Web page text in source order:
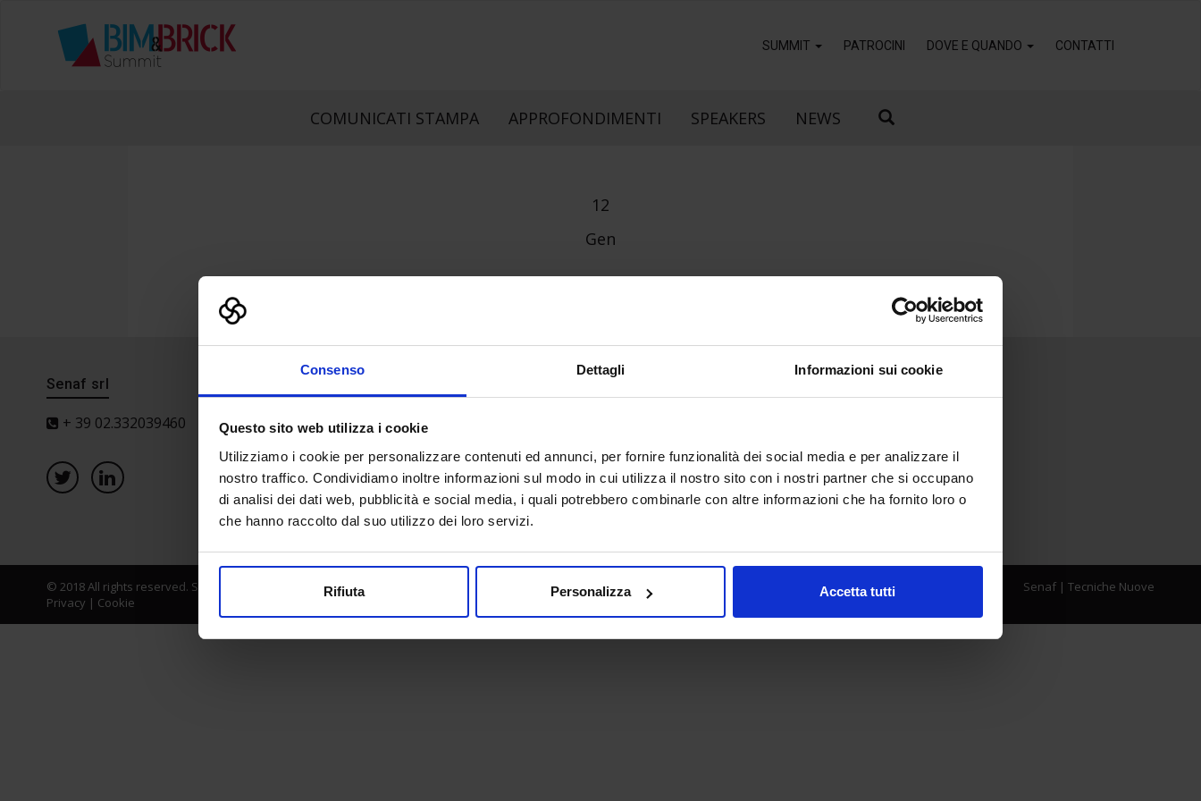
Consenso Dettagli Informazioni sui cookie
Questo sito web utilizza i cookie
Utilizziamo i cookie per personalizzare contenuti ed annunci, per fornire funzionalità dei social media e per analizzare il
nostro traffico. Condividiamo inoltre informazioni sul modo in cui utilizza il nostro sito con i nostri partner che si occupano
di analisi dei dati web, pubblicità e social media, i quali potrebbero combinarle con altre informazioni che ha fornito loro o
che hanno raccolto dal suo utilizzo dei loro servizi.
Rifiuta Personalizza Accetta tutti
SUMMIT PATROCINI DOVE E QUANDO CONTATTI
COMUNICATI STAMPA APPROFONDIMENTI SPEAKERS NEWS
12
Gen
Senaf srl
+ 39 02.332039460
© 2018 All rights reserved. Senaf srl - Gruppo Tecniche Nuove Spa - P.IVA 06382730155 - C.F. 02213830371
Privacy | Cookie
Senaf| Tecniche Nuove